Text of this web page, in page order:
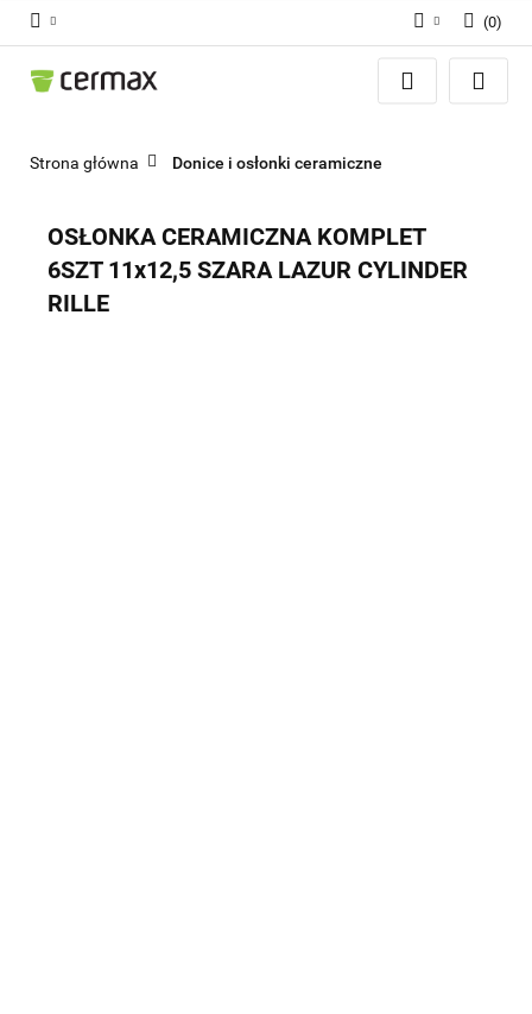
Zaloguj się
(0)
Strona główna Donice i osłonki ceramiczne
OSŁONKA CERAMICZNA KOMPLET
6SZT 11x12,5 SZARA LAZUR CYLINDER
RILLE